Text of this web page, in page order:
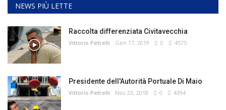
NEWS PIÙ LETTE
Raccolta differenziata Civitavecchia
Vittorio Petrelli Gen 17, 2019 0 4575
Presidente dell'Autorità Portuale Di Maio
Vittorio Petrelli Nov 23, 2018 0 4394